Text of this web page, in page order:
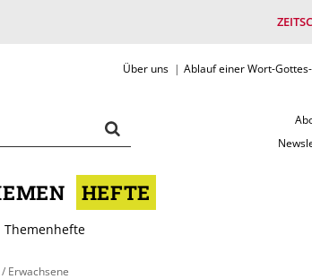
Über uns Ablauf einer Wort-
HEFTE
Themenhefte
/ Erwachsene